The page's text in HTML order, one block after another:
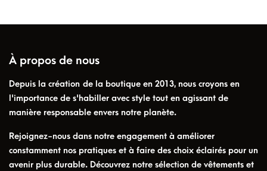
À propos de nous
Depuis la création de la boutique en 2013, nous croyons en
l'importance de s'habiller avec style tout en agissant de
manière responsable envers notre planète.
Rejoignez-nous dans notre engagement à améliorer
constamment nos pratiques et à faire des choix éclairés pour un
avenir plus durable. Découvrez notre sélection de vêtements et